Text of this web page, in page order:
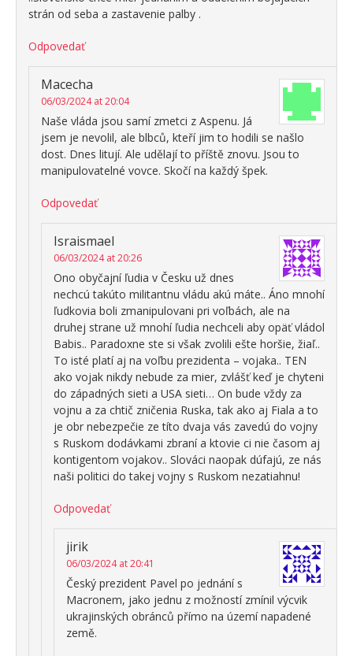
strán od seba a zastavenie palby .
Odpovedať
Macecha
06/03/2024 at 20:04
Naše vláda jsou samí zmetci z Aspenu. Já
jsem je nevolil, ale blbců, kteří jim to hodili se našlo
dost. Dnes litují. Ale udělají to příště znovu. Jsou to
manipulovatelné vovce. Skočí na každý špek.
Odpovedať
Israismael
06/03/2024 at 20:26
Ono obyčajní ľudia v Česku už dnes
nechcú takúto militantnu vládu akú máte.. Áno mnohí
ľudkovia boli zmanipulovani pri voľbách, ale na
druhej strane už mnohí ľudia nechceli aby opäť vládol
Babis.. Paradoxne ste si však zvolili ešte horšie, žiaľ..
To isté platí aj na voľbu prezidenta – vojaka.. TEN
ako vojak nikdy nebude za mier, zvlášť keď je chyteni
do západných sieti a USA sieti… On bude vždy za
vojnu a za chtič zničenia Ruska, tak ako aj Fiala a to
je obr nebezpečie ze títo dvaja vás zavedú do vojny
s Ruskom dodávkami zbraní a ktovie ci nie časom aj
kontigentom vojakov.. Slováci naopak dúfajú, ze nás
naši politici do takej vojny s Ruskom nezatiahnu!
Odpovedať
jirik
06/03/2024 at 20:41
Český prezident Pavel po jednání s
Macronem, jako jednu z možností zmínil výcvik
ukrajinských obránců přímo na území napadené
země.